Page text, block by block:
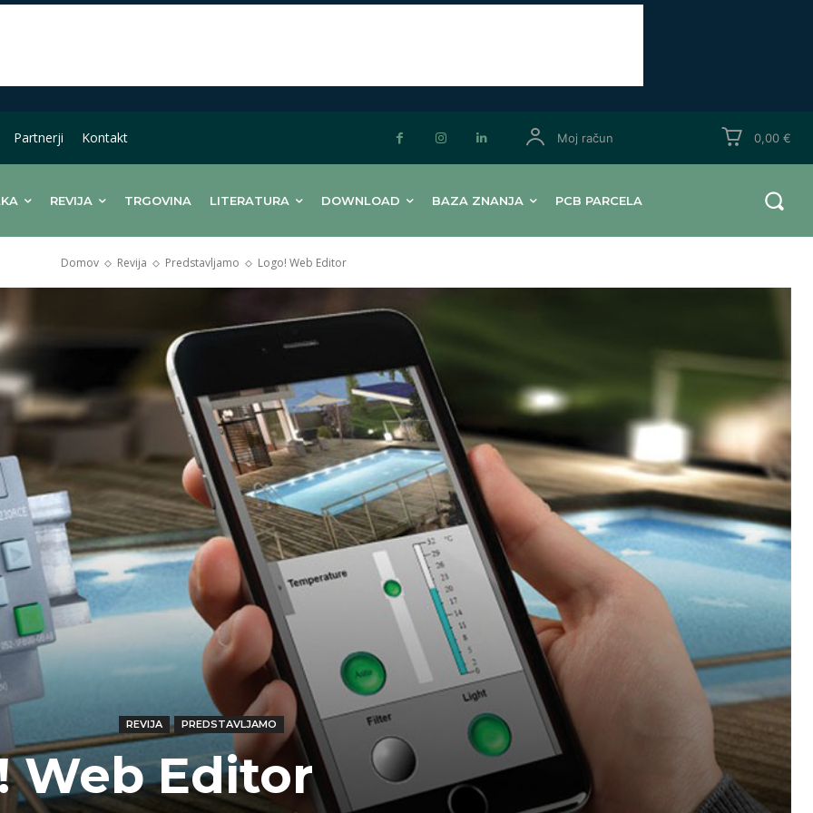
Partnerji Kontakt Moj račun 0,00 €
REVIJA TRGOVINA LITERATURA DOWNLOAD BAZA ZNANJA PCB PARCELA
Domov Revija Predstavljamo Logo! Web Editor
REVIJA PREDSTAVLJAMO
Web Editor